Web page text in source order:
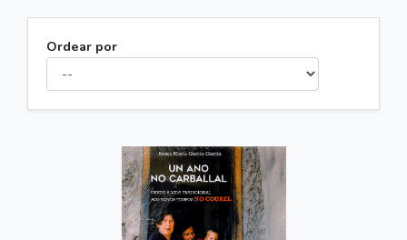
Ordear por